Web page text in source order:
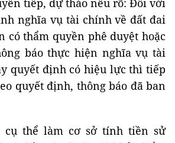
quyết định có hiệu lực thì tiếp
quyết định, thông báo đã ban
thể làm cơ sở tính tiền sử
đất, xác định giá khởi điểm
sử dụng đất sẽ thực hiện như
giá đất cụ thể, tiếp tục thủ